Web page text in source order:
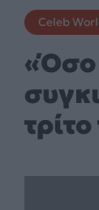
Celeb
«Όσο